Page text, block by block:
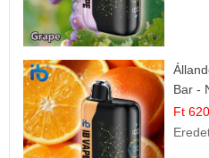
Bar -
Ft